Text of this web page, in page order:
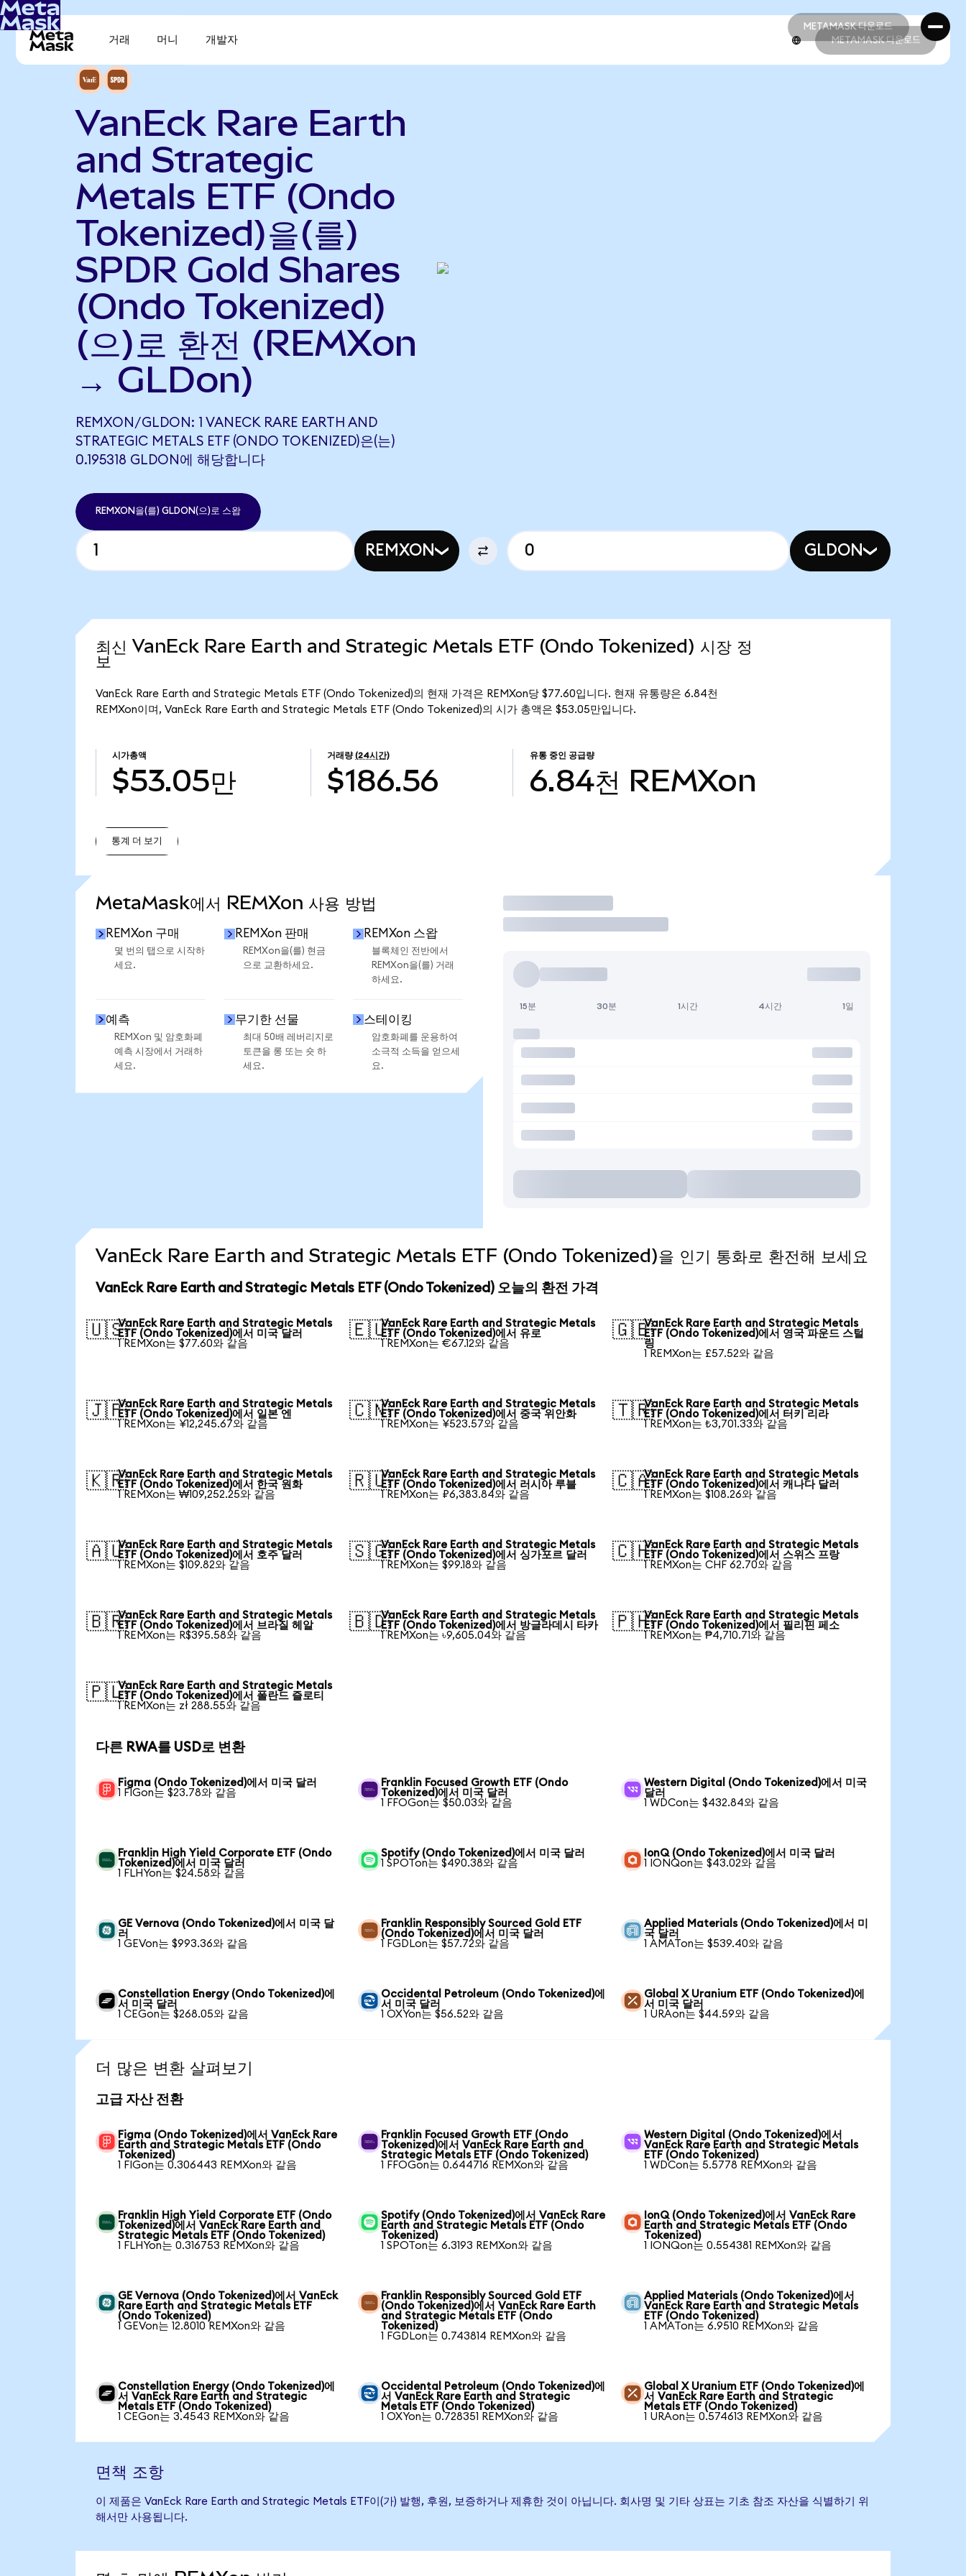
METAMASK 다운로드
METAMASK 다운로드
거래 머니 개발자 METAMASK 다운로드
VanEck Rare Earth
and Strategic
Metals ETF (Ondo
Tokenized)을(를)
SPDR Gold Shares
(Ondo Tokenized)
(으)로 환전 (REMXon
→ GLDon)
REMXON/GLDON: 1 VANECK RARE EARTH AND
STRATEGIC METALS ETF (ONDO TOKENIZED)은(는)
0.195318 GLDON에 해당합니다
REMXON을(를) GLDON(으)로 스왑
REMXON GLDON
최신 VanEck Rare Earth and Strategic Metals ETF (Ondo Tokenized) 시장 정
보
VanEck Rare Earth and Strategic Metals ETF (Ondo Tokenized)의 현재 가격은 REMXon당 $77.60입니다. 현재 유통량은 6.84천
REMXon이며, VanEck Rare Earth and Strategic Metals ETF (Ondo Tokenized)의 시가 총액은 $53.05만입니다.
시가총액
$53.05만
거래량 (24시간)
$186.56
유통 중인 공급량
6.84천 REMXon
통계 더 보기
MetaMask에서 REMXon 사용 방법
REMXon 구매
몇 번의 탭으로 시작하
세요.
REMXon 판매
REMXon을(를) 현금
으로 교환하세요.
REMXon 스왑
블록체인 전반에서
REMXon을(를) 거래
하세요.
예측
REMXon 및 암호화폐
예측 시장에서 거래하
세요.
무기한 선물
최대 50배 레버리지로
토큰을 롱 또는 숏 하
세요.
스테이킹
암호화폐를 운용하여
소극적 소득을 얻으세
요.
거래
15분 30분 1시간 4시간 1일
VanEck Rare Earth and Strategic Metals ETF (Ondo Tokenized)을 인기 통화로 환전해 보세요
VanEck Rare Earth and Strategic Metals ETF (Ondo Tokenized) 오늘의 환전 가격
🇺🇸VanEck Rare Earth and Strategic Metals
ETF (Ondo Tokenized)에서 미국 달러
1 REMXon는 $77.60와 같음
🇪🇺VanEck Rare Earth and Strategic Metals
ETF (Ondo Tokenized)에서 유로
1 REMXon는 €67.12와 같음
🇬🇧VanEck Rare Earth and Strategic Metals
ETF (Ondo Tokenized)에서 영국 파운드 스털
링
1 REMXon는 £57.52와 같음
🇯🇵VanEck Rare Earth and Strategic Metals
ETF (Ondo Tokenized)에서 일본 엔
1 REMXon는 ¥12,245.67와 같음
🇨🇳VanEck Rare Earth and Strategic Metals
ETF (Ondo Tokenized)에서 중국 위안화
1 REMXon는 ¥523.57와 같음
🇹🇷VanEck Rare Earth and Strategic Metals
ETF (Ondo Tokenized)에서 터키 리라
1 REMXon는 ₺3,701.33와 같음
🇰🇷VanEck Rare Earth and Strategic Metals
ETF (Ondo Tokenized)에서 한국 원화
1 REMXon는 ₩109,252.25와 같음
🇷🇺VanEck Rare Earth and Strategic Metals
ETF (Ondo Tokenized)에서 러시아 루블
1 REMXon는 ₽6,383.84와 같음
🇨🇦VanEck Rare Earth and Strategic Metals
ETF (Ondo Tokenized)에서 캐나다 달러
1 REMXon는 $108.26와 같음
🇦🇺VanEck Rare Earth and Strategic Metals
ETF (Ondo Tokenized)에서 호주 달러
1 REMXon는 $109.82와 같음
🇸🇬VanEck Rare Earth and Strategic Metals
ETF (Ondo Tokenized)에서 싱가포르 달러
1 REMXon는 $99.18와 같음
🇨🇭VanEck Rare Earth and Strategic Metals
ETF (Ondo Tokenized)에서 스위스 프랑
1 REMXon는 CHF 62.70와 같음
🇧🇷VanEck Rare Earth and Strategic Metals
ETF (Ondo Tokenized)에서 브라질 헤알
1 REMXon는 R$395.58와 같음
🇧🇩VanEck Rare Earth and Strategic Metals
ETF (Ondo Tokenized)에서 방글라데시 타카
1 REMXon는 ৳9,605.04와 같음
🇵🇭VanEck Rare Earth and Strategic Metals
ETF (Ondo Tokenized)에서 필리핀 페소
1 REMXon는 ₱4,710.71와 같음
🇵🇱VanEck Rare Earth and Strategic Metals
ETF (Ondo Tokenized)에서 폴란드 즐로티
1 REMXon는 zł 288.55와 같음
다른 RWA를 USD로 변환
Figma (Ondo Tokenized)에서 미국 달러
1 FIGon는 $23.78와 같음
Franklin Focused Growth ETF (Ondo
Tokenized)에서 미국 달러
1 FFOGon는 $50.03와 같음
Western Digital (Ondo Tokenized)에서 미국
달러
1 WDCon는 $432.84와 같음
Franklin High Yield Corporate ETF (Ondo
Tokenized)에서 미국 달러
1 FLHYon는 $24.58와 같음
Spotify (Ondo Tokenized)에서 미국 달러
1 SPOTon는 $490.38와 같음
IonQ (Ondo Tokenized)에서 미국 달러
1 IONQon는 $43.02와 같음
GE Vernova (Ondo Tokenized)에서 미국 달
러
1 GEVon는 $993.36와 같음
Franklin Responsibly Sourced Gold ETF
(Ondo Tokenized)에서 미국 달러
1 FGDLon는 $57.72와 같음
Applied Materials (Ondo Tokenized)에서 미
국 달러
1 AMATon는 $539.40와 같음
Constellation Energy (Ondo Tokenized)에
서 미국 달러
1 CEGon는 $268.05와 같음
Occidental Petroleum (Ondo Tokenized)에
서 미국 달러
1 OXYon는 $56.52와 같음
Global X Uranium ETF (Ondo Tokenized)에
서 미국 달러
1 URAon는 $44.59와 같음
더 많은 변환 살펴보기
고급 자산 전환
Figma (Ondo Tokenized)에서 VanEck Rare
Earth and Strategic Metals ETF (Ondo
Tokenized)
1 FIGon는 0.306443 REMXon와 같음
Franklin Focused Growth ETF (Ondo
Tokenized)에서 VanEck Rare Earth and
Strategic Metals ETF (Ondo Tokenized)
1 FFOGon는 0.644716 REMXon와 같음
Western Digital (Ondo Tokenized)에서
VanEck Rare Earth and Strategic Metals
ETF (Ondo Tokenized)
1 WDCon는 5.5778 REMXon와 같음
Franklin High Yield Corporate ETF (Ondo
Tokenized)에서 VanEck Rare Earth and
Strategic Metals ETF (Ondo Tokenized)
1 FLHYon는 0.316753 REMXon와 같음
Spotify (Ondo Tokenized)에서 VanEck Rare
Earth and Strategic Metals ETF (Ondo
Tokenized)
1 SPOTon는 6.3193 REMXon와 같음
IonQ (Ondo Tokenized)에서 VanEck Rare
Earth and Strategic Metals ETF (Ondo
Tokenized)
1 IONQon는 0.554381 REMXon와 같음
GE Vernova (Ondo Tokenized)에서 VanEck
Rare Earth and Strategic Metals ETF
(Ondo Tokenized)
1 GEVon는 12.8010 REMXon와 같음
Franklin Responsibly Sourced Gold ETF
(Ondo Tokenized)에서 VanEck Rare Earth
and Strategic Metals ETF (Ondo
Tokenized)
1 FGDLon는 0.743814 REMXon와 같음
Applied Materials (Ondo Tokenized)에서
VanEck Rare Earth and Strategic Metals
ETF (Ondo Tokenized)
1 AMATon는 6.9510 REMXon와 같음
Constellation Energy (Ondo Tokenized)에
서 VanEck Rare Earth and Strategic
Metals ETF (Ondo Tokenized)
1 CEGon는 3.4543 REMXon와 같음
Occidental Petroleum (Ondo Tokenized)에
서 VanEck Rare Earth and Strategic
Metals ETF (Ondo Tokenized)
1 OXYon는 0.728351 REMXon와 같음
Global X Uranium ETF (Ondo Tokenized)에
서 VanEck Rare Earth and Strategic
Metals ETF (Ondo Tokenized)
1 URAon는 0.574613 REMXon와 같음
면책 조항
이 제품은 VanEck Rare Earth and Strategic Metals ETF이(가) 발행, 후원, 보증하거나 제휴한 것이 아닙니다. 회사명 및 기타 상표는 기초 참조 자산을 식별하기 위
해서만 사용됩니다.